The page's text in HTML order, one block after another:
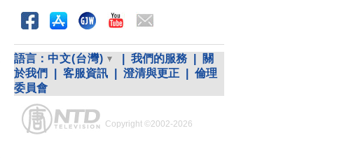
語言： 中文(台灣) 我們的服務
關
於我們
客服資訊 澄清與更正
倫理
委員會
Copyright ©2002-2026